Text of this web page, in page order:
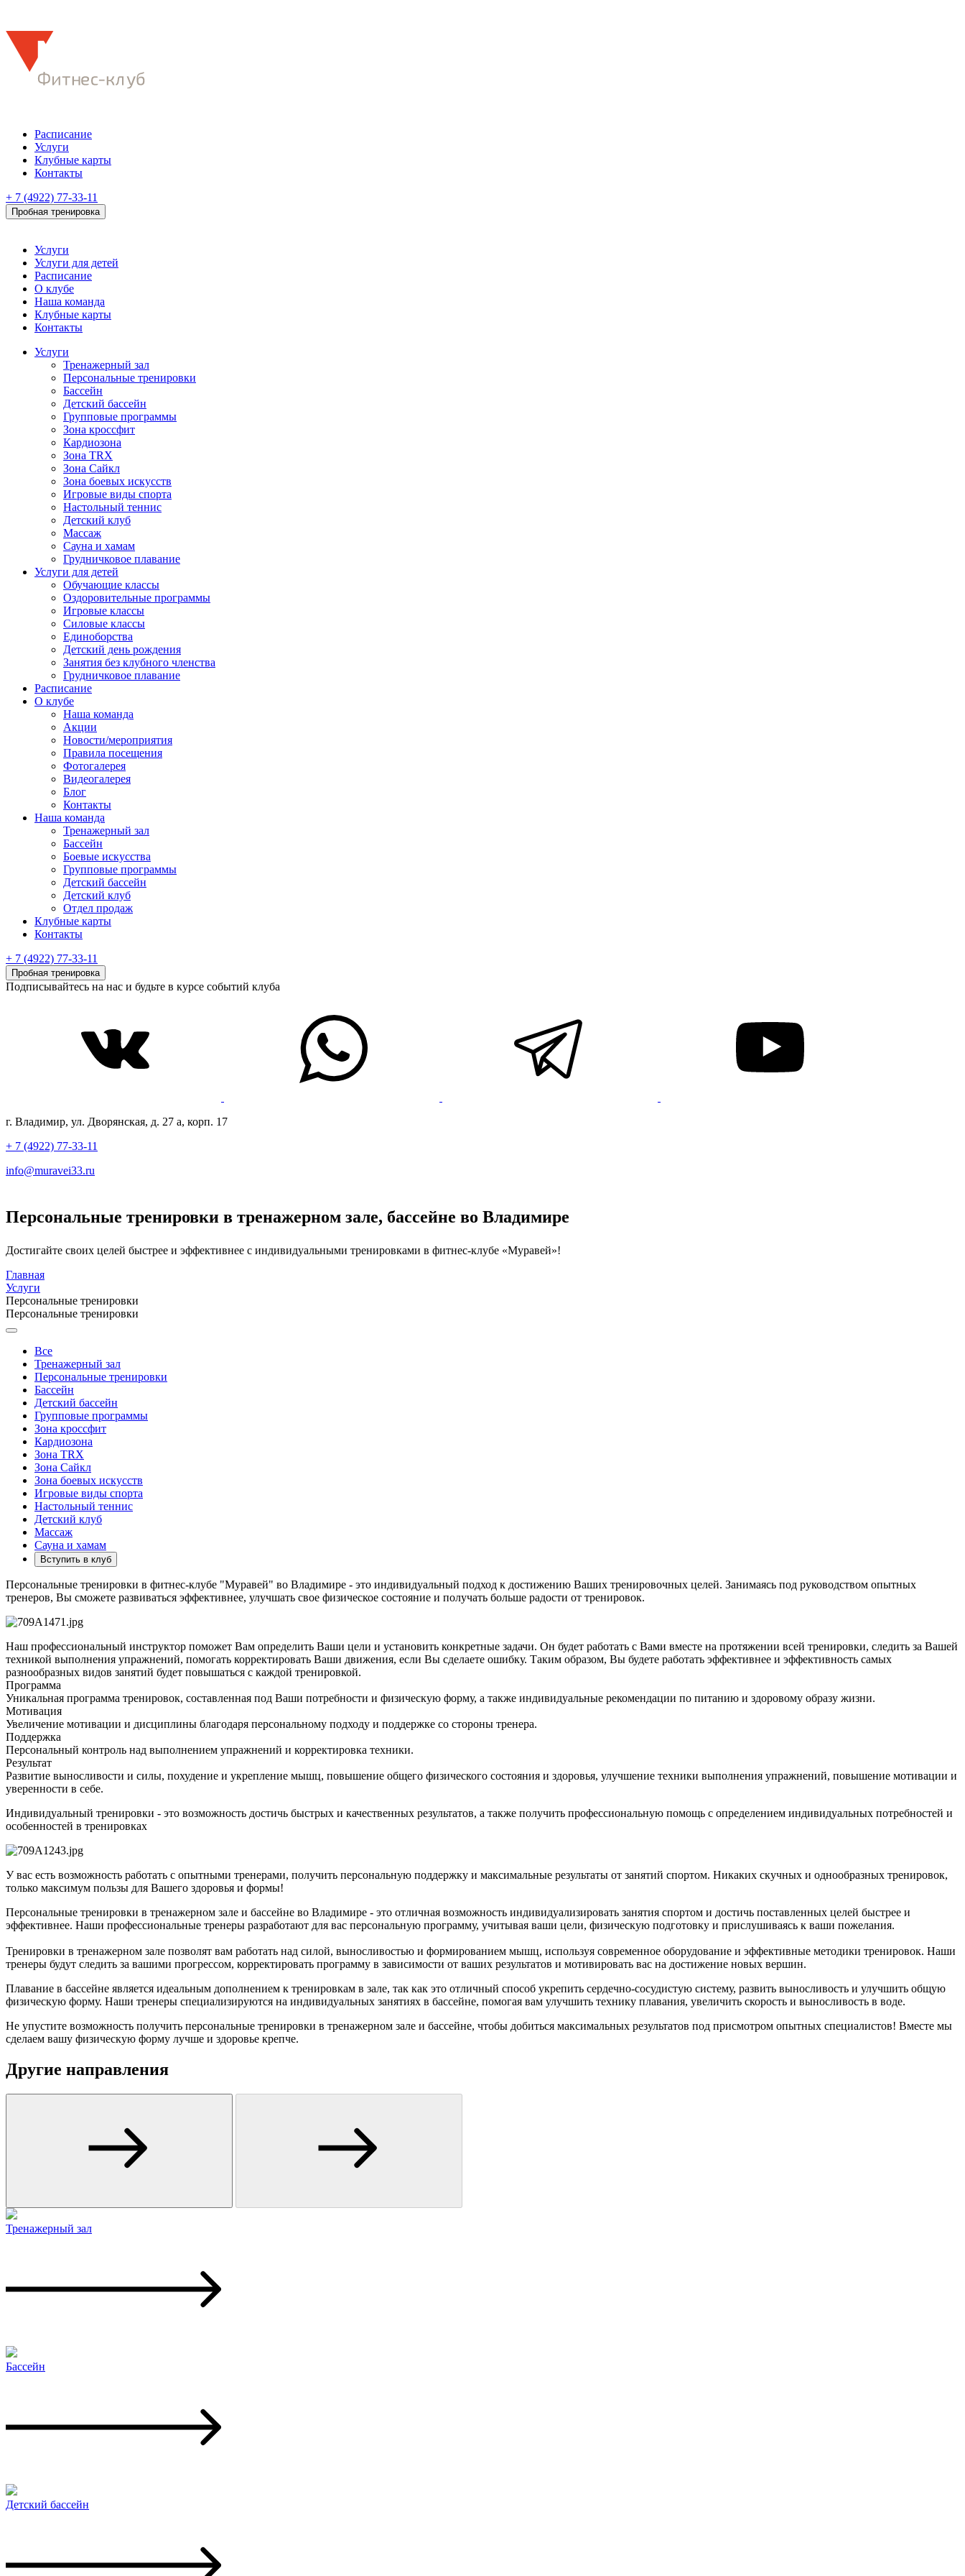
Расписание
Услуги
Клубные карты
Контакты
+ 7 (4922) 77-33-11
Пробная тренировка
Услуги
Услуги для детей
Расписание
О клубе
Наша команда
Клубные карты
Контакты
Услуги
Тренажерный зал
Персональные тренировки
Бассейн
Детский бассейн
Групповые программы
Зона кроссфит
Кардиозона
Зона TRX
Зона Сайкл
Зона боевых искусств
Игровые виды спорта
Настольный теннис
Детский клуб
Массаж
Сауна и хамам
Грудничковое плавание
Услуги для детей
Обучающие классы
Оздоровительные программы
Игровые классы
Силовые классы
Единоборства
Детский день рождения
Занятия без клубного членства
Грудничковое плавание
Расписание
О клубе
Наша команда
Акции
Новости/мероприятия
Правила посещения
Фотогалерея
Видеогалерея
Блог
Контакты
Наша команда
Тренажерный зал
Бассейн
Боевые искусства
Групповые программы
Детский бассейн
Детский клуб
Отдел продаж
Клубные карты
Контакты
+ 7 (4922) 77-33-11
Пробная тренировка
Подписывайтесь на нас и будьте в курсе событий клуба
г. Владимир, ул. Дворянская, д. 27 а, корп. 17
+ 7 (4922) 77-33-11
info@muravei33.ru
Персональные тренировки в тренажерном зале, бассейне во Владимире
Достигайте своих целей быстрее и эффективнее с индивидуальными тренировками в фитнес-клубе «Муравей»!
Главная
Услуги
Персональные тренировки
Персональные тренировки
Все
Тренажерный зал
Персональные тренировки
Бассейн
Детский бассейн
Групповые программы
Зона кроссфит
Кардиозона
Зона TRX
Зона Сайкл
Зона боевых искусств
Игровые виды спорта
Настольный теннис
Детский клуб
Массаж
Сауна и хамам
Вступить в клуб
Персональные тренировки в фитнес-клубе "Муравей" во Владимире - это индивидуальный подход к достижению Ваших тренировочных целей. Занимаясь под руководством опытных
тренеров, Вы сможете развиваться эффективнее, улучшать свое физическое состояние и получать больше радости от тренировок.
Наш профессиональный инструктор поможет Вам определить Ваши цели и установить конкретные задачи. Он будет работать с Вами вместе на протяжении всей тренировки, следить за Вашей
техникой выполнения упражнений, помогать корректировать Ваши движения, если Вы сделаете ошибку. Таким образом, Вы будете работать эффективнее и эффективность самых
разнообразных видов занятий будет повышаться с каждой тренировкой.
Программа
Уникальная программа тренировок, составленная под Ваши потребности и физическую форму, а также индивидуальные рекомендации по питанию и здоровому образу жизни.
Мотивация
Увеличение мотивации и дисциплины благодаря персональному подходу и поддержке со стороны тренера.
Поддержка
Персональный контроль над выполнением упражнений и корректировка техники.
Результат
Развитие выносливости и силы, похудение и укрепление мышц, повышение общего физического состояния и здоровья, улучшение техники выполнения упражнений, повышение мотивации и
уверенности в себе.
Индивидуальный тренировки - это возможность достичь быстрых и качественных результатов, а также получить профессиональную помощь с определением индивидуальных потребностей и
особенностей в тренировках
У вас есть возможность работать с опытными тренерами, получить персональную поддержку и максимальные результаты от занятий спортом. Никаких скучных и однообразных тренировок,
только максимум пользы для Вашего здоровья и формы!
Персональные тренировки в тренажерном зале и бассейне во Владимире - это отличная возможность индивидуализировать занятия спортом и достичь поставленных целей быстрее и
эффективнее. Наши профессиональные тренеры разработают для вас персональную программу, учитывая ваши цели, физическую подготовку и прислушиваясь к ваши пожелания.
Тренировки в тренажерном зале позволят вам работать над силой, выносливостью и формированием мышц, используя современное оборудование и эффективные методики тренировок. Наши
тренеры будут следить за вашими прогрессом, корректировать программу в зависимости от ваших результатов и мотивировать вас на достижение новых вершин.
Плавание в бассейне является идеальным дополнением к тренировкам в зале, так как это отличный способ укрепить сердечно-сосудистую систему, развить выносливость и улучшить общую
физическую форму. Наши тренеры специализируются на индивидуальных занятиях в бассейне, помогая вам улучшить технику плавания, увеличить скорость и выносливость в воде.
Не упустите возможность получить персональные тренировки в тренажерном зале и бассейне, чтобы добиться максимальных результатов под присмотром опытных специалистов! Вместе мы
сделаем вашу физическую форму лучше и здоровье крепче.
Другие направления
Тренажерный зал
Бассейн
Детский бассейн